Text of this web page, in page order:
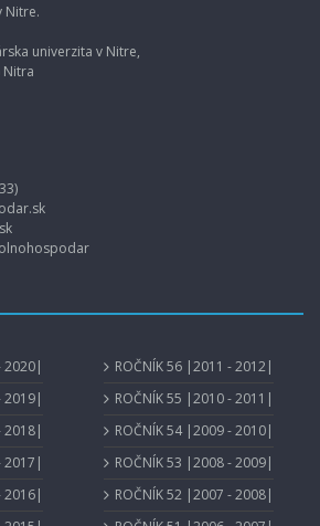
Nitre.
univerzita v Nitre,
Nitra
2020|
2019|
2018|
2017|
2016|
ROČNÍK 56 |2011 - 2012|
ROČNÍK 55 |2010 - 2011|
ROČNÍK 54 |2009 - 2010|
ROČNÍK 53 |2008 - 2009|
ROČNÍK 52 |2007 - 2008|